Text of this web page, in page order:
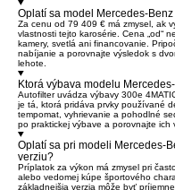
Oplatí sa model Mercedes-
Za cenu od 79 409 € má zmysel, ak
vlastnosti tejto karosérie. Cena „od“
kamery, svetlá ani financovanie.
nabíjanie a porovnajte výsledok s
lehote.
Ktorá výbava modelu
Autofilter uvádza výbavy 300e
je tá, ktorá pridáva prvky používané
tempomat, vyhrievanie a pohodlné
po praktickej výbave a porovnajte ich
Oplatí sa pri modeli Mercedes-
verziu?
Príplatok za výkon má zmysel pri
alebo vedomej kúpe športového
základnejšia verzia môže byť